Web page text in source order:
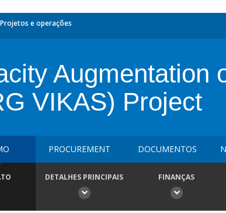
Projetos e operações
Augmentation
VIKAS) Project
PROCUREMENT DOCUMENTOS
DETALHES PRINCIPAIS FINANÇAS